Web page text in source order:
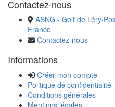
Contactez-nous
ASNG - Golf de Léry-
France
Contactez-nous
Informations
Créer mon compte
Politique de confidentialité
Conditions générales